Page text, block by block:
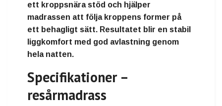
ett kroppsnära stöd och hjälper
madrassen att följa kroppens former på
ett behagligt sätt. Resultatet blir en stabil
liggkomfort med god avlastning genom
hela natten.
Specifikationer –
resårmadrass